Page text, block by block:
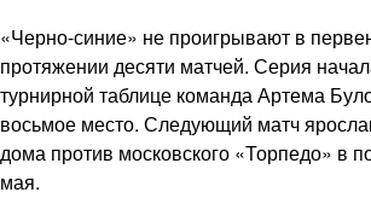
«Черно-синие» не проигрывают в
протяжении десяти матчей. Серия
турнирной таблице команда Артема
восьмое место. Следующий матч
дома против московского «Торпедо» в
мая.